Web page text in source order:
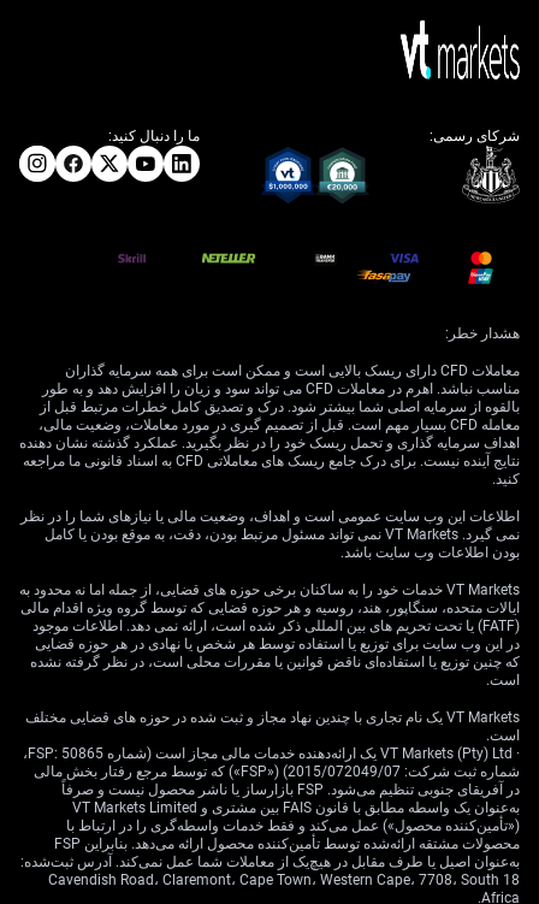
تقاضای صنعتی چین می‌بینیم.
با توجه به جایگاه چین به‌عنوان بزرگ‌ترین مصرف‌کننده فلزات
می‌دهد حتی غافلگیری‌های کوچک مثبت در PMI چین، اغلب
پیش‌درآمد رشد 2 تا 4 درصدی قیمت مس طی دو هفته بعد
بوده است. برای بهره‌گیری از این ظرفیت رشد و هم‌زمان
اثر بر ارز و سهام
همچنین معتقدیم این داده از دلار استرالیا قوی‌تر حمایت
می‌کند؛ ارزی که یکی از نماینده‌های کلیدی سلامت اقتصاد
چین محسوب می‌شود. جفت‌ارز AUD/USD در گذشته
همبستگی مثبت حدود 0.75 با افزایش‌های غیرمنتظره در PMI
تولیدی چین نشان داده است. بر این اساس، در اختیار
تقویت مورد انتظار بهره ببریم.
کمک کند، به‌ویژه شاخص هنگ‌سنگ. شرکت‌های پذیرفته‌شده
در هنگ‌کنگ که عملیات قابل‌توجهی در سرزمین اصلی دارند،
از تداوم رشد تولید منتفع خواهند شد. بنابراین در حال بررسی
خرید قراردادهای آتی شاخص هنگ‌سنگ برای ماه ژوئیه
با این حال، باید این تک‌داده را با احتیاط در نظر گرفت؛ زیرا
هزینه‌های حمل‌ونقل دریایی از ابتدای سال بیش از 150%
افزایش یافته و می‌تواند به‌عنوان عامل بازدارنده عمل کند.
برای تأیید این قدرت، ارقام آتی تراز تجاری چین را از نزدیک
رصد خواهیم کرد. موقعیت‌های ما ماهیت تاکتیکی خواهد
داشت و با ورود اطلاعات جدید، بازبینی می‌شود.
ما را دنبال کنید: شرکای رسمی:
هشدار خطر:
معاملات CFD دارای ریسک بالایی است و ممکن است برای همه سرمایه گذاران
مناسب نباشد. اهرم در معاملات CFD می تواند سود و زیان را افزایش دهد و به طور
بالقوه از سرمایه اصلی شما بیشتر شود. درک و تصدیق کامل خطرات مرتبط قبل از
معامله CFD بسیار مهم است. قبل از تصمیم گیری در مورد معاملات، وضعیت مالی،
اهداف سرمایه گذاری و تحمل ریسک خود را در نظر بگیرید. عملکرد گذشته نشان دهنده
نتایج آینده نیست. برای درک جامع ریسک های معاملاتی CFD به اسناد قانونی ما مراجعه
کنید.
اطلاعات این وب سایت عمومی است و اهداف، وضعیت مالی یا نیازهای شما را در نظر
نمی گیرد. VT Markets نمی تواند مسئول مرتبط بودن، دقت، به موقع بودن یا کامل
بودن اطلاعات وب سایت باشد.
VT Markets خدمات خود را به ساکنان برخی حوزه های قضایی، از جمله اما نه محدود به
ایالات متحده، سنگاپور، هند، روسیه و هر حوزه قضایی که توسط گروه ویژه اقدام مالی
(FATF) یا تحت تحریم های بین المللی ذکر شده است، ارائه نمی دهد. اطلاعات موجود
در این وب سایت برای توزیع یا استفاده توسط هر شخص یا نهادی در هر حوزه قضایی
که چنین توزیع یا استفاده‌ای ناقض قوانین یا مقررات محلی است، در نظر گرفته نشده
است.
VT Markets یک نام تجاری با چندین نهاد مجاز و ثبت شده در حوزه های قضایی مختلف
است.
· VT Markets (Pty) Ltd یک ارائه‌دهنده خدمات مالی مجاز است (شماره FSP: 50865،
شماره ثبت شرکت: 2015/072049/07) («FSP») که توسط مرجع رفتار بخش مالی
در آفریقای جنوبی تنظیم می‌شود. FSP بازارساز یا ناشر محصول نیست و صرفاً
به‌عنوان یک واسطه مطابق با قانون FAIS بین مشتری و VT Markets Limited
(«تأمین‌کننده محصول») عمل می‌کند و فقط خدمات واسطه‌گری را در ارتباط با
محصولات مشتقه ارائه‌شده توسط تأمین‌کننده محصول ارائه می‌دهد. بنابراین FSP
به‌عنوان اصیل یا طرف مقابل در هیچ‌یک از معاملات شما عمل نمی‌کند. آدرس ثبت‌شده:
18 Cavendish Road، Claremont، Cape Town، Western Cape، 7708، South
Africa.